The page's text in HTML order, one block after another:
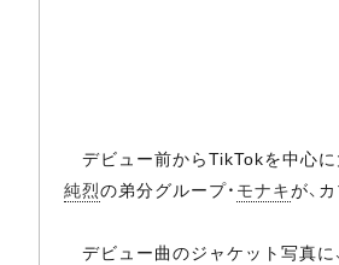
デビュー前からTikTokを中心に
純烈の弟分グループ・ モナキが、
デビュー曲のジャケット写真に